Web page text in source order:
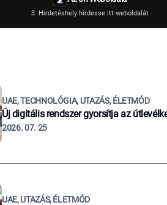
3. Hirdetéshely hirdesse itt weboldalát
UAE, TECHNOLÓGIA, UTAZÁS, ÉLETMÓD
Új digitális rendszer gyorsítja az
2026. 07. 25
UAE, UTAZÁS, ÉLETMÓD